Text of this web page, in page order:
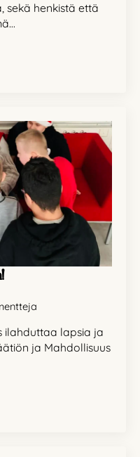
sekä henkistä että
ilahduttaa lapsia ja
ja Mahdollisuus